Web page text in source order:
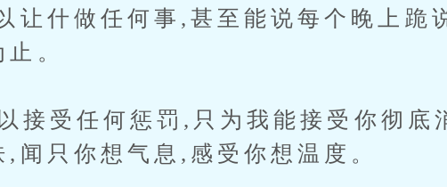
让什做任何事,甚至能说每个晚上跪
。
受任何惩罚,只为我能接受你彻底
,闻只你想气息,感受你想温度。